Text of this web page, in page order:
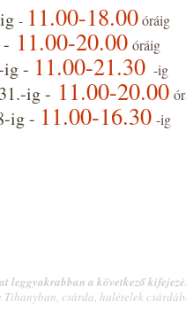
- 11.00-18.00óráig
11.00-20.00 óráig
ig - 11.00-21.30 -ig
ig - 11.00-20.00
ig - 11.00-16.30 -ig
leggyakrabban a következő
csárda, halételek